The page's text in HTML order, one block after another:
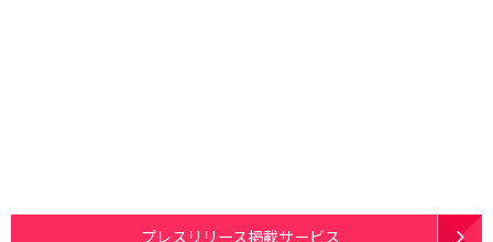
プレスリリース掲載サービス